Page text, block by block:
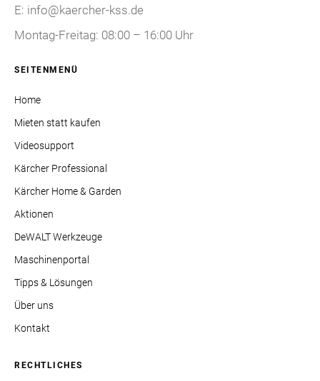
E: info@kaercher-kss.de
Montag-Freitag: 08:00 – 16:00 Uhr
SEITENMENÜ
Home
Mieten statt kaufen
Videosupport
Kärcher Professional
Kärcher Home & Garden
Aktionen
DeWALT Werkzeuge
Maschinenportal
Tipps & Lösungen
Über uns
Kontakt
RECHTLICHES